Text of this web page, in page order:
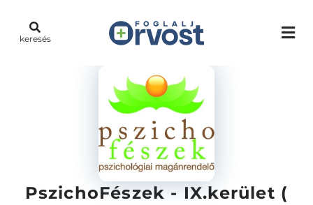
keresés
PszichoFészek - IX.kerület (